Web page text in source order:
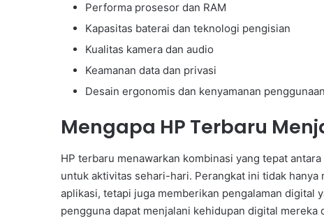
Performa prosesor dan RAM
Kapasitas baterai dan teknologi pengisian
Kualitas kamera dan audio
Keamanan data dan privasi
Desain ergonomis dan kenyamanan penggunaan
Mengapa HP Terbaru
HP terbaru menawarkan kombinasi yang tepat
untuk aktivitas sehari-hari. Perangkat ini tidak
aplikasi, tetapi juga memberikan pengalaman digital
pengguna dapat menjalani kehidupan digital mereka